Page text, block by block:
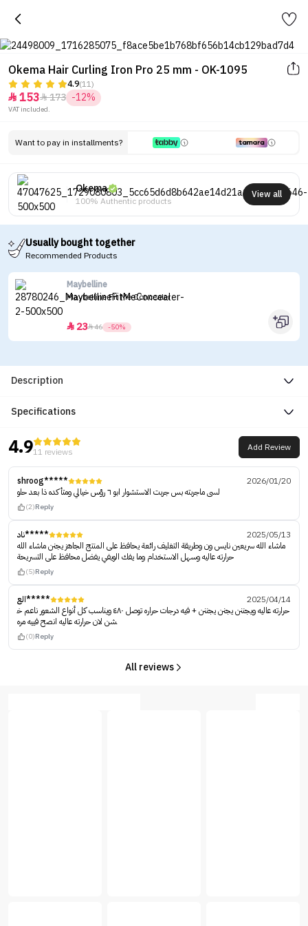
Okema Hair Curling Iron Pro 25 mm - OK-1095
4.9(11)
 153173 -12%
VAT included.
Want to pay in installments?
Okema
100% Authentic products
View all
Usually bought together
Recommended Products
Maybelline
Maybelline Fit Me Concealer
 2346 -50%
Description
Specifications
4.911 reviews Add Review
shroog*****
2026/01/20
لسى ماجربته بس جربت الاستشوار ابو ٦ رؤس خيالي ومتأكده ذا بعد حلو
(2)Reply
ناد*****
2025/05/13
ماشاء الله سريعين نايس ون وطريقة التغليف رائعة يحافظ على المنتج الجاهز يجنن ماشاء الله
حرارته عاليه وسهل الاستخدام وما يفك الويفي يفضل محافظ على التسريحة
(5)Reply
الع*****
2025/04/14
حرارته عاليه ويجننن يجنن يجننن + فيه درجات حراره توصل ٤٨٠ ويناسب كل أنواع الشعور ناعم خ
شن لان حرارته عاليه انصح فييه مره
(0)Reply
All reviews